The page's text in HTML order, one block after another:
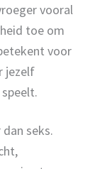
vooral
toe om
voor
jezelf
seks.